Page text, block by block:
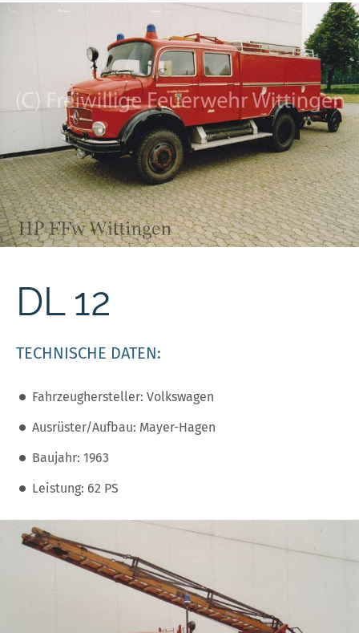
DL 12
TECHNISCHE DATEN:
Fahrzeughersteller: Volkswagen
Ausrüster/Aufbau: Mayer-Hagen
Baujahr: 1963
Leistung: 62 PS